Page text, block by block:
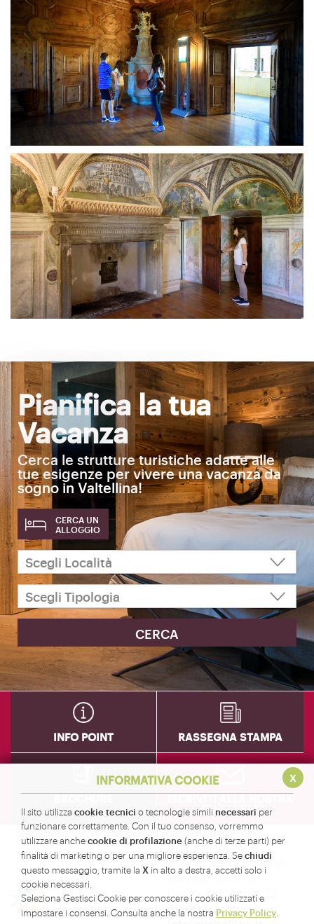
x
INFORMATIVA COOKIE
Il sito utilizza cookie tecnici o tecnologie simili necessari per
funzionare correttamente. Con il tuo consenso, vorremmo
utilizzare anchecookie di profilazione (anche di terze parti) per
finalità di marketing o per una migliore esperienza. Sechiudi
questo messaggio, tramite la X in alto a destra, accetti solo i
cookie necessari.
Seleziona Gestisci Cookie per conoscere i cookie utilizzati e
impostare i consensi. Consulta anche la nostra Privacy Policy
Pianifica la tua
Vacanza
Cerca le strutture turistiche adatte alle
tue esigenze per vivere una vacanza da
sogno in Valtellina!
CERCA UN
ALLOGGIO
INFO POINT RASSEGNA STAMPA
BROCHURE ISCRIVITI ALLA NOSTRA
NEWSLETTER
Amministrazione
Provinciale di Sondrio -
Servizio Turismo
Corso XXV Aprile, 22 -
23100 Sondrio -